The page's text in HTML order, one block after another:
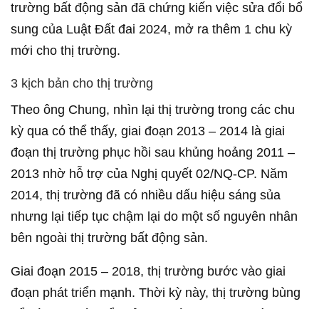
trường bất động sản đã chứng kiến việc sửa đổi bổ
sung của Luật Đất đai 2024, mở ra thêm 1 chu kỳ
mới cho thị trường.
3 kịch bản cho thị trường
Theo ông Chung, nhìn lại thị trường trong các chu
kỳ qua có thể thấy, giai đoạn 2013 – 2014 là giai
đoạn thị trường phục hồi sau khủng hoảng 2011 –
2013 nhờ hỗ trợ của Nghị quyết 02/NQ-CP. Năm
2014, thị trường đã có nhiều dấu hiệu sáng sủa
nhưng lại tiếp tục chậm lại do một số nguyên nhân
bên ngoài thị trường bất động sản.
Giai đoạn 2015 – 2018, thị trường bước vào giai
đoạn phát triển mạnh. Thời kỳ này, thị trường bùng